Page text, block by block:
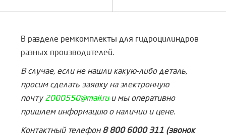
В разделе ремкомплекты для гидроцилиндров
разных производителей.
В случае, если не нашли какую-либо деталь,
просим сделать заявку на электронную
почту 2000550@mail.ruи мы оперативно
пришлем информацию о наличии и цене.
Контактный телефон8 800 6000 311 (звонок